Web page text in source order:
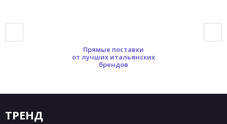
Прямые поставки
от лучших итальянских
брендов
ТРЕНД